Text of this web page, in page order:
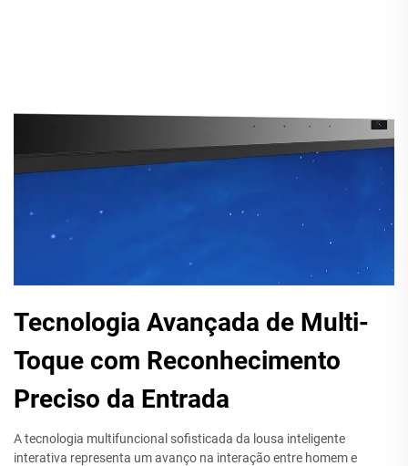
Tecnologia Avançada de Multi-
Toque com Reconhecimento
Preciso da Entrada
A tecnologia multifuncional sofisticada da lousa inteligente
interativa representa um avanço na interação entre homem e